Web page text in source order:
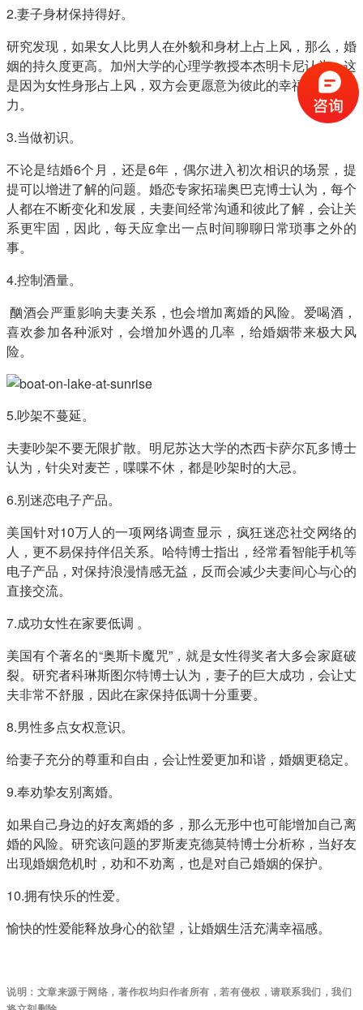
2.妻子身材保持得好。
研究发现，如果女人比男人在外貌和身材上占上风，那么，婚
姻的持久度更高。加州大学的心理学教授本杰明卡尼认为，这
是因为女性身形占上风，双方会更愿意为彼此的幸福投资和效
力。
3.当做初识。
不论是结婚6个月，还是6年，偶尔进入初次相识的场景，提
提可以增进了解的问题。婚恋专家拓瑞奥巴克博士认为，每个
人都在不断变化和发展，夫妻间经常沟通和彼此了解，会让关
系更牢固，因此，每天应拿出一点时间聊聊日常琐事之外的
事。
4.控制酒量。
酗酒会严重影响夫妻关系，也会增加离婚的风险。爱喝酒，
喜欢参加各种派对，会增加外遇的几率，给婚姻带来极大风
险。
5.吵架不蔓延。
夫妻吵架不要无限扩散。明尼苏达大学的杰西卡萨尔瓦多博士
认为，针尖对麦芒，喋喋不休，都是吵架时的大忌。
6.别迷恋电子产品。
美国针对10万人的一项网络调查显示，疯狂迷恋社交网络的
人，更不易保持伴侣关系。哈特博士指出，经常看智能手机等
电子产品，对保持浪漫情感无益，反而会减少夫妻间心与心的
直接交流。
7.成功女性在家要低调 。
美国有个著名的“奥斯卡魔咒”，就是女性得奖者大多会家庭破
裂。研究者科琳斯图尔特博士认为，妻子的巨大成功，会让丈
夫非常不舒服，因此在家保持低调十分重要。
8.男性多点女权意识。
给妻子充分的尊重和自由，会让性爱更加和谐，婚姻更稳定。
9.奉劝挚友别离婚。
如果自己身边的好友离婚的多，那么无形中也可能增加自己离
婚的风险。研究该问题的罗斯麦克德莫特博士分析称，当好友
出现婚姻危机时，劝和不劝离，也是对自己婚姻的保护。
10.拥有快乐的性爱。
愉快的性爱能释放身心的欲望，让婚姻生活充满幸福感。
说明：文章来源于网络，著作权均归作者所有，若有侵权，请联系我们，我们